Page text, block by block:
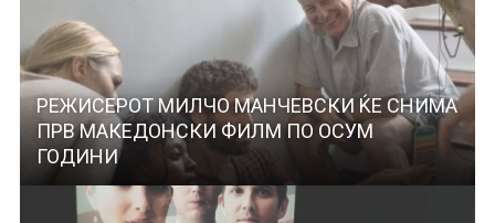
РЕЖИСЕРОТ МИЛЧО МАНЧЕВСКИ ЌЕ СНИМА
ПРВ МАКЕДОНСКИ ФИЛМ ПО ОСУМ
ГОДИНИ